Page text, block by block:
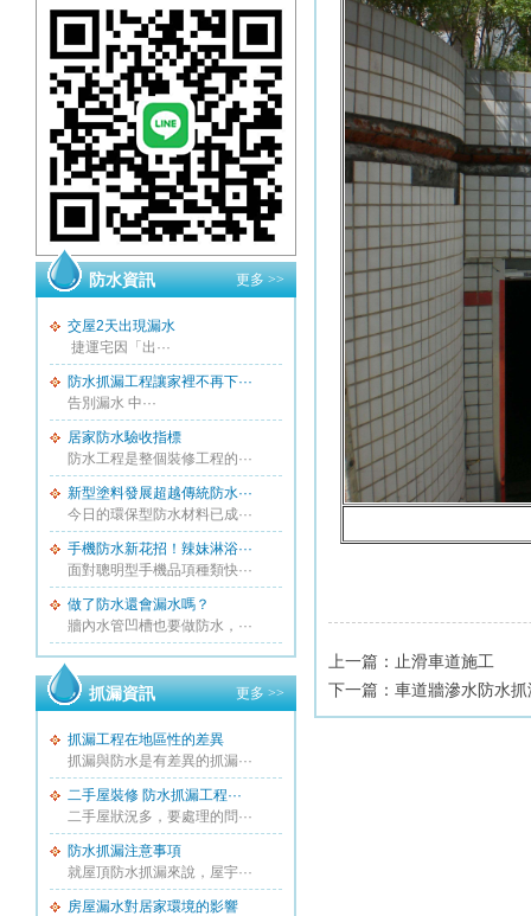
更多 >>
防水資訊
交屋2天出現漏水
捷運宅因「出···
防水抓漏工程讓家裡不再下···
告別漏水 中···
居家防水驗收指標
防水工程是整個裝修工程的···
新型塗料發展超越傳統防水···
今日的環保型防水材料已成···
手機防水新花招！辣妹淋浴···
面對聰明型手機品項種類快···
做了防水還會漏水嗎？
牆內水管凹槽也要做防水，···
更多 >>
抓漏資訊
抓漏工程在地區性的差異
抓漏與防水是有差異的抓漏···
二手屋裝修 防水抓漏工程···
二手屋狀況多，要處理的問···
防水抓漏注意事項
就屋頂防水抓漏來說，屋宇···
房屋漏水對居家環境的影響
上一篇： 止滑車道施工
下一篇： 車道牆滲水防水抓